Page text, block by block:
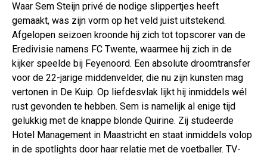
Waar Sem Steijn privé de nodige slippertjes heeft
gemaakt, was zijn vorm op het veld juist uitstekend.
Afgelopen seizoen kroonde hij zich tot topscorer van de
Eredivisie namens FC Twente, waarmee hij zich in de
kijker speelde bij Feyenoord. Een absolute droomtransfer
voor de 22-jarige middenvelder, die nu zijn kunsten mag
vertonen in De Kuip. Op liefdesvlak lijkt hij inmiddels wél
rust gevonden te hebben. Sem is namelijk al enige tijd
gelukkig met de knappe blonde Quirine. Zij studeerde
Hotel Management in Maastricht en staat inmiddels volop
in de spotlights door haar relatie met de voetballer. TV-